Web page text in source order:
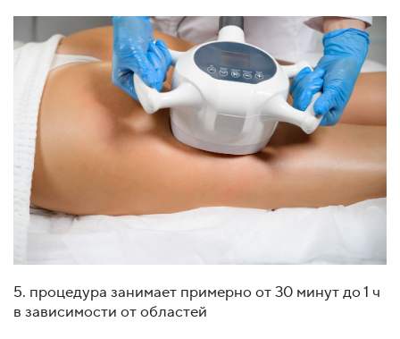
5. процедура занимает примерно от 30 минут до 1 ч
в зависимости от областей